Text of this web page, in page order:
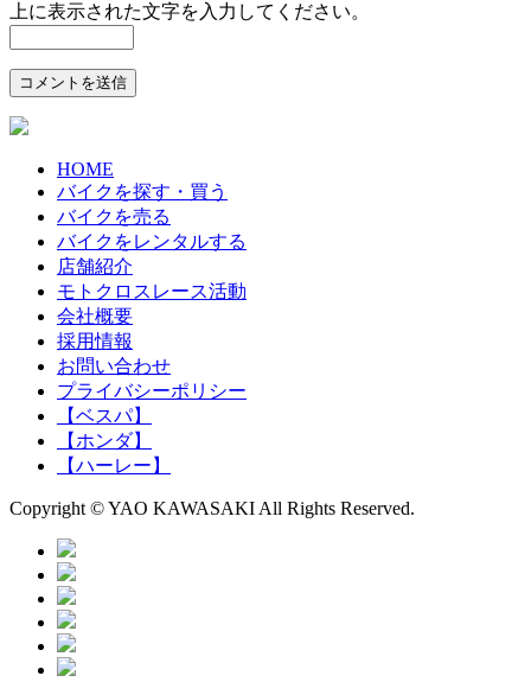
上に表示された文字を入力してください。
HOME
バイクを探す・買う
バイクを売る
バイクをレンタルする
店舗紹介
モトクロスレース活動
会社概要
採用情報
お問い合わせ
プライバシーポリシー
【ベスパ】
【ホンダ】
【ハーレー】
Copyright © YAO KAWASAKI All Rights Reserved.